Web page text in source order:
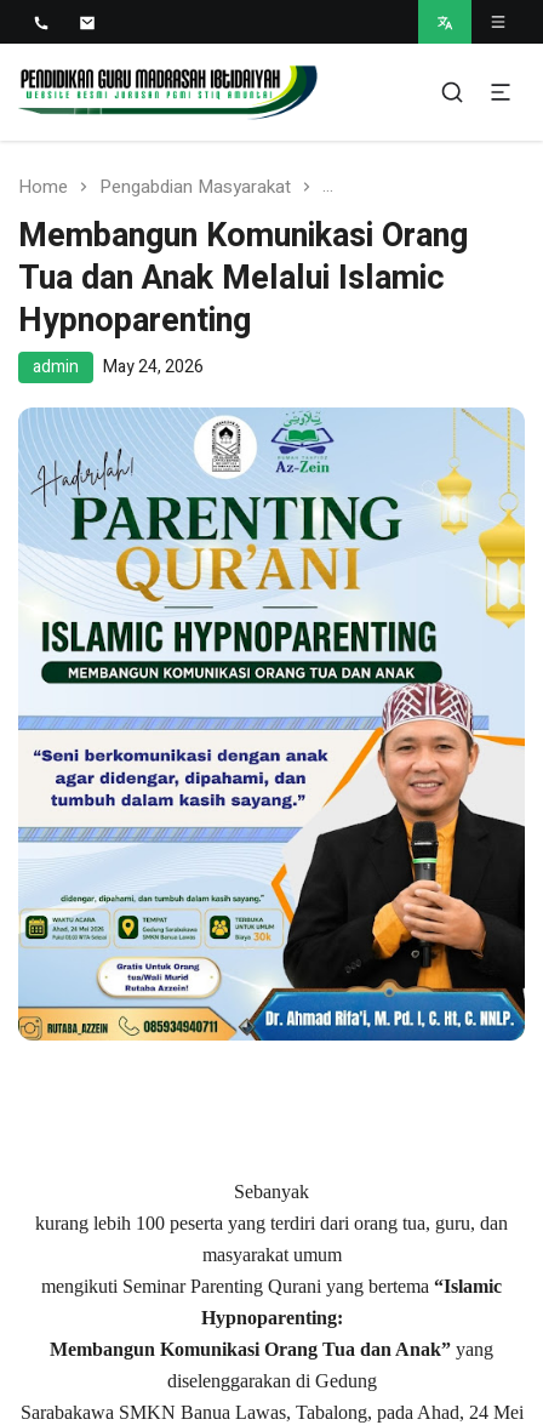
Home Pengabdian Masyarakat Membangun
Membangun Komunikasi Orang
Tua dan Anak Melalui Islamic
Hypnoparenting
admin May 24, 2026
Sebanyak
kurang lebih 100 peserta yang terdiri dari orang tua, guru, dan
masyarakat umum
mengikuti Seminar Parenting Qurani yang bertema “Islamic
Hypnoparenting:
Membangun Komunikasi Orang Tua dan Anak” yang
diselenggarakan di Gedung
Sarabakawa SMKN Banua Lawas, Tabalong, pada Ahad, 24 Mei